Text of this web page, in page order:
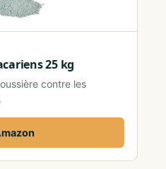
25 kg
contre les